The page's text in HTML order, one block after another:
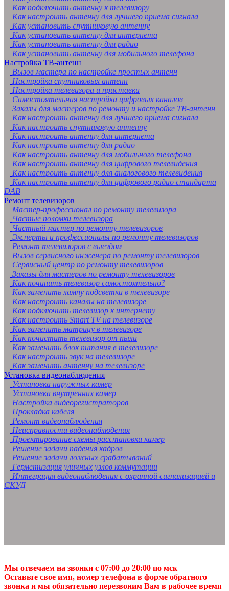
Как подключить антенну к телевизору
Как настроить антенну для лучшего приема сигнала
Как установить спутниковую антенну
Как установить антенну для интернета
Как установить антенну для радио
Как установить антенну для мобильного телефона
Настройка ТВ-антенн
Вызов мастера по настройке простых антенн
Настройка спутниковых антенн
Настройка телевизора и приставки
Самостоятельная настройка цифровых каналов
Заказы для мастеров по ремонту и настройке ТВ-антенн
Как настроить антенну для лучшего приема сигнала
Как настроить спутниковую антенну
Как настроить антенну для интернета
Как настроить антенну для радио
Как настроить антенну для мобильного телефона
Как настроить антенну для цифрового телевидения
Как настроить антенну для аналогового телевидения
Как настроить антенну для цифрового радио стандарта
DAB
Ремонт телевизоров
Мастер-профессионал по ремонту телевизора
Частые поломки телевизора
Частный мастер по ремонту телевизоров
Эксперты и профессионалы по ремонту телевизоров
Ремонт телевизоров с выездом
Вызов сервисного инженера по ремонту телевизоров
Сервисный центр по ремонту телевизоров
Заказы для мастеров по ремонту телевизоров
Как починить телевизор самостоятельно?
Как заменить лампу подсветки в телевизоре
Как настроить каналы на телевизоре
Как подключить телевизор к интернету
Как настроить Smart TV на телевизоре
Как заменить матрицу в телевизоре
Как почистить телевизор от пыли
Как заменить блок питания в телевизоре
Как настроить звук на телевизоре
Как заменить антенну на телевизоре
Установка видеонаблюдения
Установка наружных камер
Установка внутренних камер
Настройка видеорегистраторов
Прокладка кабеля
Ремонт видеонаблюдения
Неисправности видеонаблюдения
Проектирование схемы расстановки камер
Решение задачи падения кадров
Решение задачи ложных срабатываний
Герметизация уличных узлов коммутации
Интеграция видеонаблюдения с охранной сигнализацией и
СКУД
Мы отвечаем на звонки с 07:00 до 20:00 по мск
Оставьте свое имя, номер телефона в форме обратного
звонка и мы обязательно перезвоним Вам в рабочее время